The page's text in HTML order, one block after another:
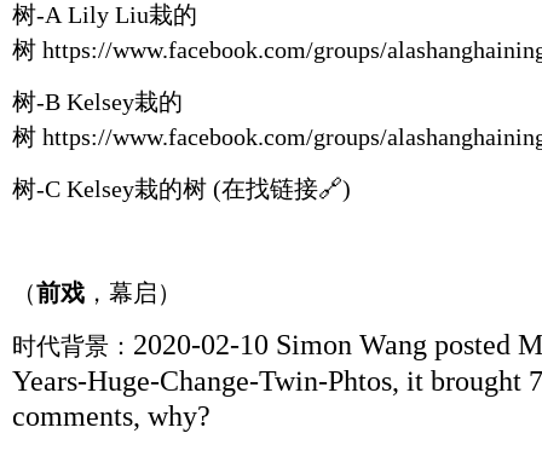
树-A Lily Liu栽的
树 https://www.facebook.com/groups/
树-B Kelsey栽的
树 https://www.facebook.com/groups/
树-C Kelsey栽的树 (在找链接🔗)
（前戏 ，幕启）
时代背景： 2020-02-10 Simon Wang posted
Years-Huge-Change-Twin-Phtos, it brought
comments, why?